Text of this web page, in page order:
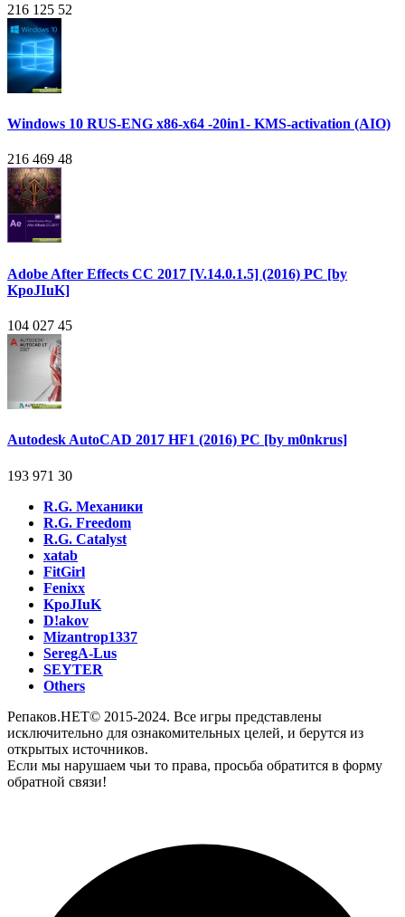
216 125 52
Windows 10 RUS-ENG x86-x64 -20in1- KMS-activation (AIO)
216 469 48
Adobe After Effects CC 2017 [V.14.0.1.5] (2016) PC [by
KpoJIuK]
104 027 45
Autodesk AutoCAD 2017 HF1 (2016) PC [by m0nkrus]
193 971 30
R.G. Механики
R.G. Freedom
R.G. Catalyst
xatab
FitGirl
Fenixx
KpoJIuK
D!akov
Mizantrop1337
SeregA-Lus
SEYTER
Others
Репаков.НЕТ© 2015-2024. Все игры представлены
исключительно для ознакомительных целей, и берутся из
открытых источников.
Если мы нарушаем чьи то права, просьба обратится в форму
обратной связи!